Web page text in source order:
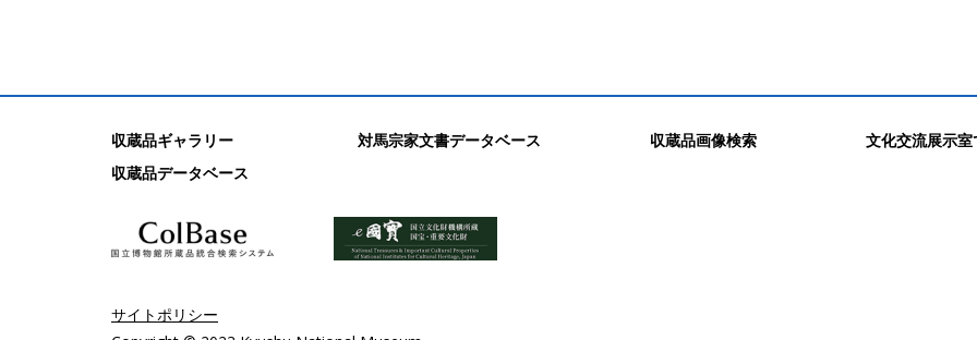
収蔵品ギャラリー
収蔵品データベース
対馬宗家文書データベース 収蔵品画像検索 文化交流展示
サイトポリシー